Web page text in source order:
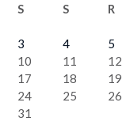
S
S R
3
4 5
10
11 12
17
18 19
24
25 26
31